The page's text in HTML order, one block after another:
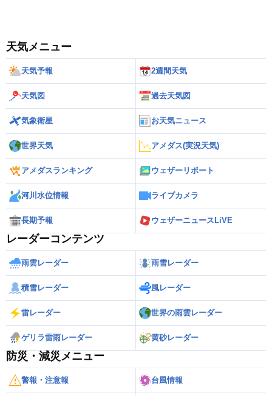
天気メニュー
天気予報 2週間天気
天気図 過去天気図
気象衛星 お天気ニュース
世界天気 アメダス(実況天気)
アメダスランキング ウェザーリポート
河川水位情報 ライブカメラ
長期予報 ウェザーニュースLiVE
レーダーコンテンツ
雨雲レーダー 雨雪レーダー
積雪レーダー 風レーダー
雷レーダー 世界の雨雲レーダー
ゲリラ雷雨レーダー 黄砂レーダー
防災・減災メニュー
警報・注意報 台風情報